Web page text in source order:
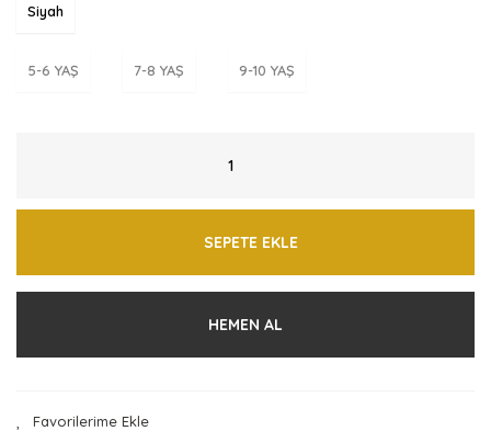
Siyah
5-6 YAŞ 7-8 YAŞ 9-10 YAŞ
SEPETE EKLE
HEMEN AL